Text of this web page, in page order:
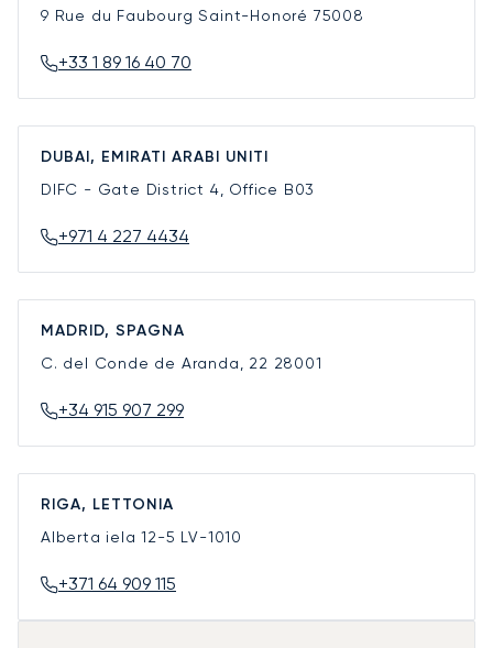
9 Rue du Faubourg Saint-Honoré 75008
+33 1 89 16 40 70
DUBAI, EMIRATI ARABI UNITI
DIFC - Gate District 4, Office B03
+971 4 227 4434
MADRID, SPAGNA
C. del Conde de Aranda, 22 28001
+34 915 907 299
RIGA, LETTONIA
Alberta iela 12-5 LV-1010
+371 64 909 115